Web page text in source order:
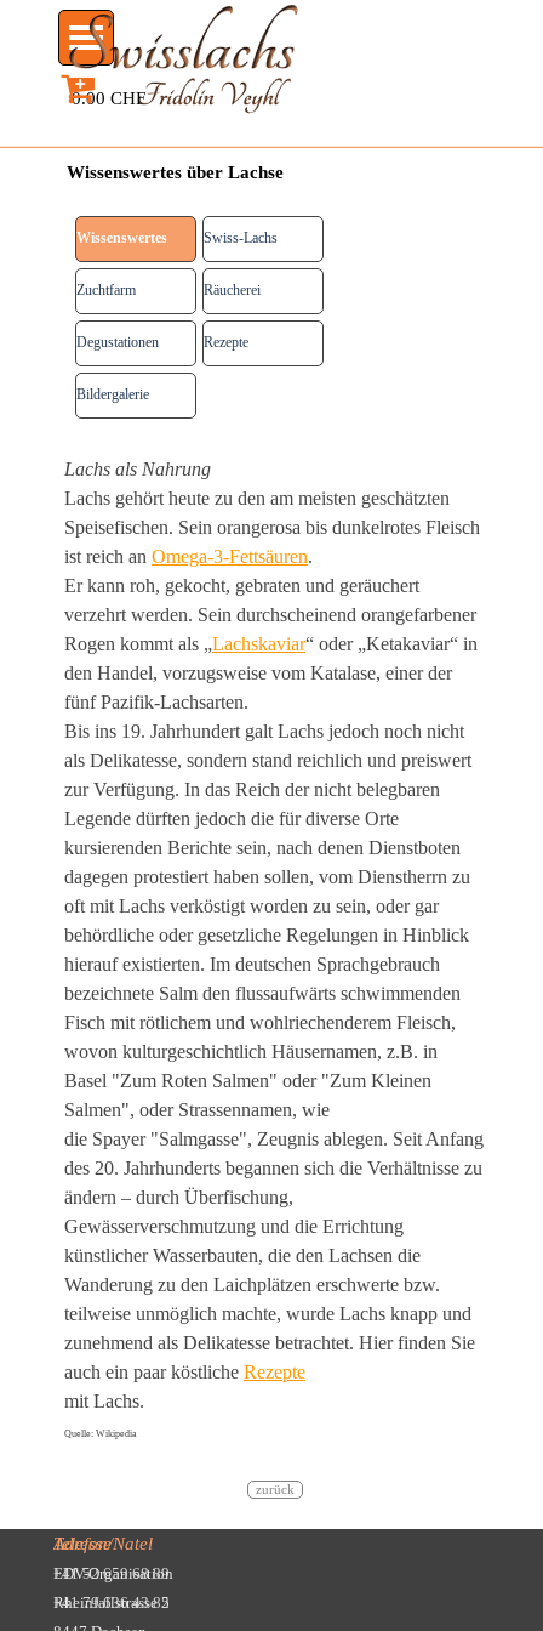
Direkt zum Seiteninhalt
Menü überspringen
0.00 CHF
Wissenswertes über Lachse
Wissenswertes Swiss-Lachs
Zuchtfarm Räucherei
Degustationen Rezepte
Bildergalerie
Lachs als Nahrung
Lachs gehört heute zu den am meisten geschätzten
Speisefischen. Sein orangerosa bis dunkelrotes Fleisch
ist reich anOmega-3-Fettsäuren.
Er kann roh, gekocht, gebraten und geräuchert
verzehrt werden. Sein durchscheinend orangefarbener
Rogen kommt als „Lachskaviar“ oder „Ketakaviar“ in
den Handel, vorzugsweise vom Katalase, einer der
fünf Pazifik-Lachsarten.
Bis ins 19. Jahrhundert galt Lachs jedoch noch nicht
als Delikatesse, sondern stand reichlich und preiswert
zur Verfügung. In das Reich der nicht belegbaren
Legende dürften jedoch die für diverse Orte
kursierenden Berichte sein, nach denen Dienstboten
dagegen protestiert haben sollen, vom Dienstherrn zu
oft mit Lachs verköstigt worden zu sein, oder gar
behördliche oder gesetzliche Regelungen in Hinblick
hierauf existierten. Im deutschen Sprachgebrauch
bezeichnete Salm den flussaufwärts schwimmenden
Fisch mit rötlichem und wohlriechenderem Fleisch,
wovon kulturgeschichtlich Häusernamen, z.B. in
Basel "Zum Roten Salmen" oder "Zum Kleinen
Salmen", oder Strassennamen, wie
die Spayer "Salmgasse", Zeugnis ablegen. Seit Anfang
des 20. Jahrhunderts begannen sich die Verhältnisse zu
ändern – durch Überfischung,
Gewässerverschmutzung und die Errichtung
künstlicher Wasserbauten, die den Lachsen die
Wanderung zu den Laichplätzen erschwerte bzw.
teilweise unmöglich machte, wurde Lachs knapp und
zunehmend als Delikatesse betrachtet. Hier finden Sie
auch ein paar köstlicheRezepte
mit Lachs.
Quelle: Wikipedia
zurück
Adresse
EDV-Organisation
Rheinfallstrasse 5
Telefon/Natel
+41 52 659 68 89
+41 79 636 43 82